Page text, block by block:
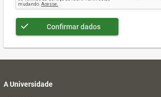
Confirmar dados
A Universidade